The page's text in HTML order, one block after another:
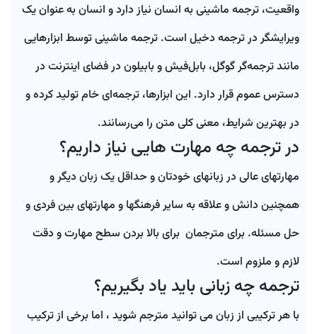
واقعیت، ترجمه ماشینی به انسان نیاز دارد و انسان به عنوان یک
ویرایشگر در ترجمه دخیل است. ترجمه ماشینی توسط ابزارهایی
مانند ترجمه‌گر گوگل، بابل‌فیش و بابیلون در فضای اینترنت در
دسترس عموم قرار دارد. این ابزارها، ترجمه‌ای خام تولید کرده و
در بهترین شرایط، معنی کلی متن را می‌رسانند.
در ترجمه چه مهارت هایی نیاز داریم؟
مهارتهای عالی در زبانهای خودتان و حداقل یک زبان دیگر و
همچنین دانش و علاقه به سایر فرهنگها و مهارتهای بین فردی و
حل مسئله. برای مترجمان برای بالا بردن سطح مهارت و دقت
لازم و ملزوم است.
ترجمه چه زبانی باید یاد بگیریم؟
با هر ترکیبی از زبان می توانید مترجم شوید ، اما برخی از ترکیب